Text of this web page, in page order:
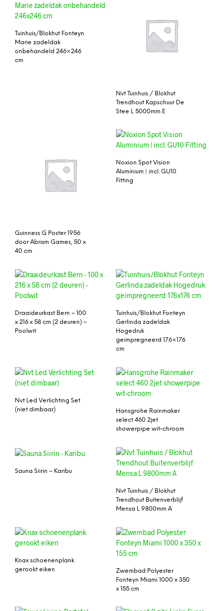
Tuinhuis/Blokhut Fonteyn
Marie zadeldak
onbehandeld 246×246
cm
Nvt Tuinhuis / Blokhut
Trendhout Kapschuur De
Stee L 5000mm E
Guinness G Poster 1956
door Abram Games, 50 x
40 cm
Noxion Spot Vision
Aluminium | incl. GU10
Fitting
Draaideurkast Bern – 100
x 216 x 58 cm (2 deuren) –
Poolwit
Tuinhuis/Blokhut Fonteyn
Gerlinda zadeldak
Hogedruk
geimpregneerd 176×176
cm
Nvt Led Verlichting Set
(niet dimbaar)
Hansgrohe Rainmaker
select 460 2jet
showerpipe wit-chroom
Sauna Siirin – Karibu
Nvt Tuinhuis / Blokhut
Trendhout Buitenverblijf
Mensa L 9800mm A
Knax schoenenplank
gerookt eiken
Zwembad Polyester
Fonteyn Miami 1000 x 350
x 155 cm